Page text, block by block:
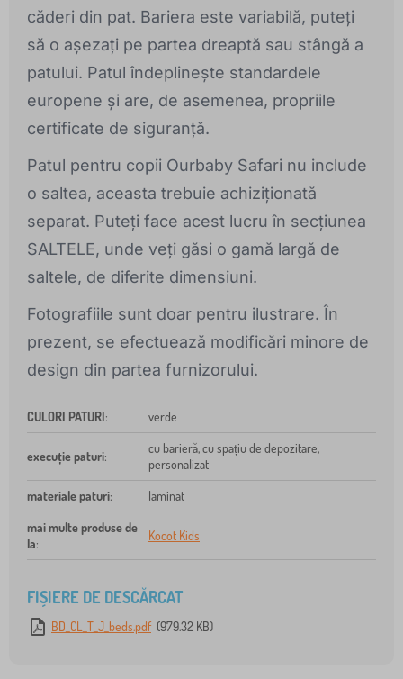
căderi din pat. Bariera este variabilă, puteți
să o așezați pe partea dreaptă sau stângă a
patului. Patul îndeplinește standardele
europene și are, de asemenea, propriile
certificate de siguranță.
Patul pentru copii Ourbaby Safari nu include
o saltea, aceasta trebuie achiziționată
separat. Puteți face acest lucru în secțiunea
SALTELE, unde veți găsi o gamă largă de
saltele, de diferite dimensiuni.
Fotografiile sunt doar pentru ilustrare. În
prezent, se efectuează modificări minore de
design din partea furnizorului.
CULORI PATURI: verde
execuție paturi:
cu barieră, cu spațiu de depozitare,
personalizat
materiale paturi: laminat
mai multe produse de
la:
Kocot Kids
FIȘIERE DE DESCĂRCAT
BD_CL_T_J_beds.pdf (979.32 KB)